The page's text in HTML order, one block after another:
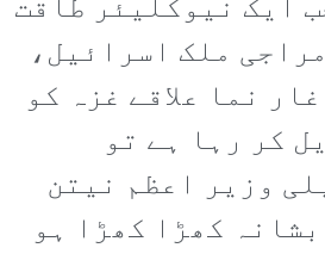
ملک اسرائیل،
نما علاقے غزہ کو
کر رہا ہے تو
وزیر اعظم نیتن
کھڑا کھڑا ہو